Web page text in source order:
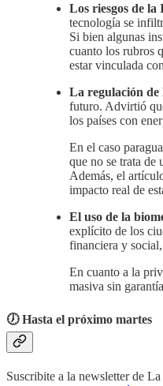
Los riesgos de la
tecnología se
Si bien algunas
cuanto los rubros
estar vinculada
La regulación de
futuro. Advirtió
los países con
En el caso
que no se trata de
Además, el
impacto real de
El uso de la
explícito de los
financiera y
En cuanto a la
masiva sin
🕖 Hasta el próximo martes
Suscribite a la newsletter de